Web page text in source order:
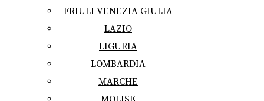
FRIULI VENEZIA GIULIA
LAZIO
LIGURIA
LOMBARDIA
MARCHE